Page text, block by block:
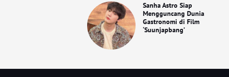
Sanha Astro Siap
Mengguncang Dunia
Gastronomi di Film
‘Suunjapbang’